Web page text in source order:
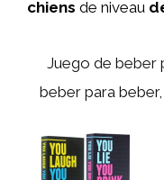
chiens de niveau
Juego de beber
beber para